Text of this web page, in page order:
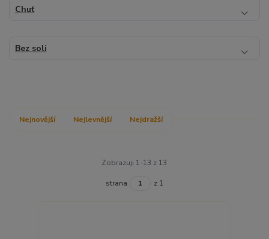
Chuť
Bez soli
Nejnovější Nejlevnější Nejdražší
Zobrazuji 1-13 z 13
strana z 1